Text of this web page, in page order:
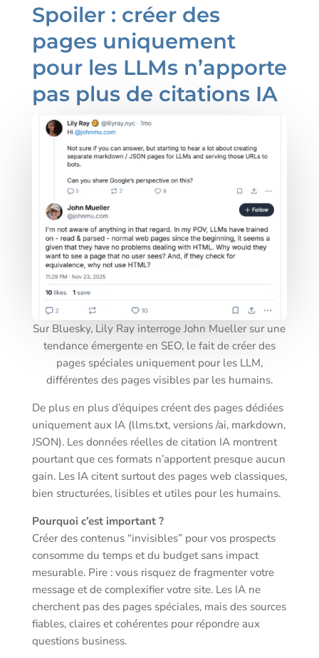
Spoiler : créer des
pages uniquement
pour les LLMs n’apporte
pas plus de citations IA
Sur Bluesky, Lily Ray interroge John Mueller sur une
tendance émergente en SEO, le fait de créer des
pages spéciales uniquement pour les LLM,
différentes des pages visibles par les humains.
De plus en plus d’équipes créent des pages dédiées
uniquement aux IA (llms.txt, versions /ai, markdown,
JSON). Les données réelles de citation IA montrent
pourtant que ces formats n’apportent presque aucun
gain. Les IA citent surtout des pages web classiques,
bien structurées, lisibles et utiles pour les humains.
Pourquoi c’est important ?
Créer des contenus “invisibles” pour vos prospects
consomme du temps et du budget sans impact
mesurable. Pire : vous risquez de fragmenter votre
message et de complexifier votre site. Les IA ne
cherchent pas des pages spéciales, mais des sources
fiables, claires et cohérentes pour répondre aux
questions business.